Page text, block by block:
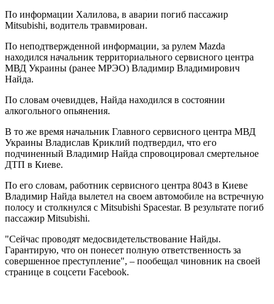
По информации Халилова, в аварии погиб пассажир
Mitsubishi, водитель травмирован.
По неподтвержденной информации, за рулем Mazda
находился начальник территориального сервисного центра
МВД Украины (ранее МРЭО) Владимир Владимирович
Найда.
По словам очевидцев, Найда находился в состоянии
алкогольного опьянения.
В то же время начальник Главного сервисного центра МВД
Украины Владислав Криклий подтвердил, что его
подчиненный Владимир Найда спровоцировал смертельное
ДТП в Киеве.
По его словам, работник сервисного центра 8043 в Киеве
Владимир Найда вылетел на своем автомобиле на встречную
полосу и столкнулся с Mitsubishi Spacestar. В результате погиб
пассажир Mitsubishi.
"Сейчас проводят медосвидетельствование Найды.
Гарантирую, что он понесет полную ответственность за
совершенное преступление", – пообещал чиновник на своей
странице в соцсети Facebook.